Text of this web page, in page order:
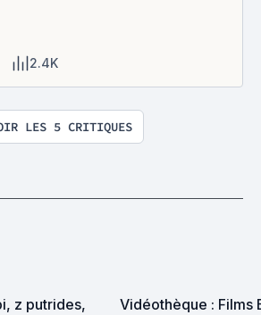
2.4K
LES 5 CRITIQUES
z putrides,
Vidéothèque : Films